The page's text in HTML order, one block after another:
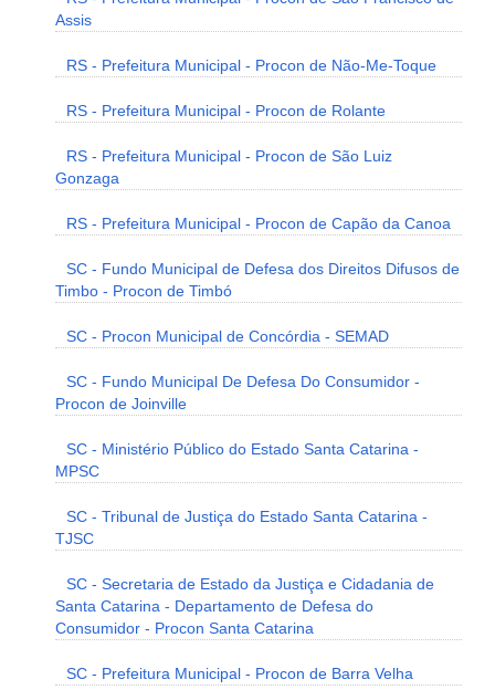
Assis
RS - Prefeitura Municipal - Procon de Não-Me-Toque
RS - Prefeitura Municipal - Procon de Rolante
RS - Prefeitura Municipal - Procon de São Luiz
Gonzaga
RS - Prefeitura Municipal - Procon de Capão da Canoa
SC - Fundo Municipal de Defesa dos Direitos Difusos de
Timbo - Procon de Timbó
SC - Procon Municipal de Concórdia - SEMAD
SC - Fundo Municipal De Defesa Do Consumidor -
Procon de Joinville
SC - Ministério Público do Estado Santa Catarina -
MPSC
SC - Tribunal de Justiça do Estado Santa Catarina -
TJSC
SC - Secretaria de Estado da Justiça e Cidadania de
Santa Catarina - Departamento de Defesa do
Consumidor - Procon Santa Catarina
SC - Prefeitura Municipal - Procon de Barra Velha